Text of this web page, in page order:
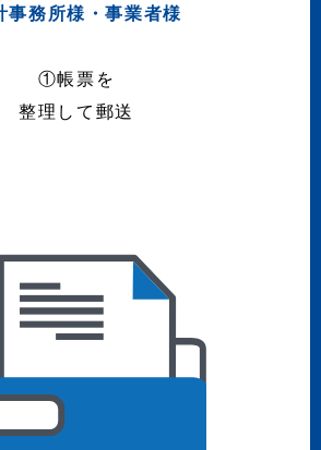
事務所様・事業者様
①帳票を
整理して郵送